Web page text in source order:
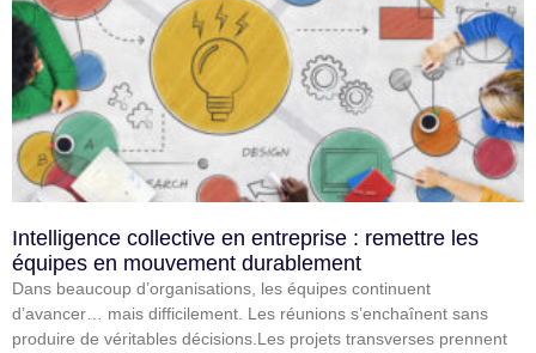
Intelligence collective en entreprise : remettre les
équipes en mouvement durablement
Dans beaucoup d’organisations, les équipes continuent
d’avancer… mais difficilement. Les réunions s’enchaînent sans
produire de véritables décisions.Les projets transverses prennent